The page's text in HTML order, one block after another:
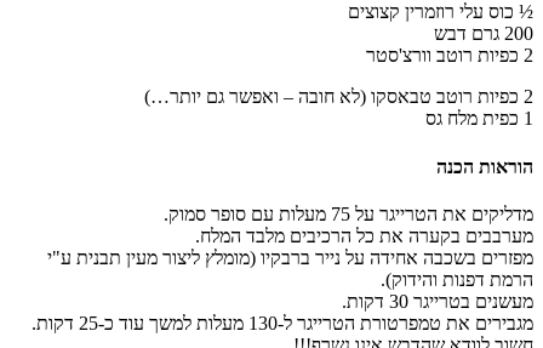
½ כוס עלי רוזמרין קצוצים
200 גרם דבש
2 כפיות רוטב וורצ'סטר
2 כפיות רוטב טבאסקו (לא חובה – ואפשר גם יותר…)
1 כפית מלח גס
הוראות הכנה
מדליקים את הטרייגר על 75 מעלות עם סופר סמוק.
מערבבים בקערה את כל הרכיבים מלבד המלח.
מפזרים בשכבה אחידה על נייר ברבקיו (מומלץ ליצור מעין תבנית ע"י
הרמת דפנות והידוק).
מעשנים בטרייגר 30 דקות.
מגבירים את טמפרטורת הטרייגר ל-130 מעלות למשך עוד כ-25 דקות.